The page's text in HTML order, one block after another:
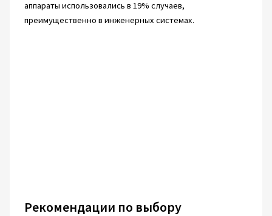
аппараты использовались в 19% случаев,
преимущественно в инженерных системах.
Рекомендации по выбору